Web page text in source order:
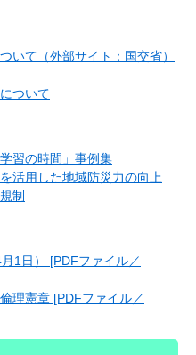
いて（外部サイト：国交省）
ついて
習の時間」事例集
活用した地域防災力の向上
制
1日） [PDFファイル／
理憲章 [PDFファイル／